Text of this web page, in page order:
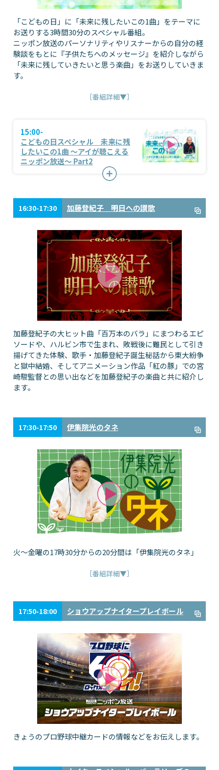
「こどもの日」に「未来に残したいこの1曲」をテーマに
お送りする3時間30分のスペシャル番組。
ニッポン放送のパーソナリティやリスナーからの自分の経
験談をもとに『子供たちへのメッセージ』を紹介しながら
「未来に残していきたいと思う楽曲」をお送りしていきま
す。
［番組詳細▼］
15:00-
こどもの日スペシャル 未来に残
したいこの1曲 ～アイが聴こえる
ニッポン放送～ Part2
16:30-17:30 加藤登紀子 明日への讃歌
加藤登紀子の大ヒット曲「百万本のバラ」にまつわるエピ
ソードや、ハルビン市で生まれ、敗戦後に難民として引き
揚げてきた体験、歌手・加藤登紀子誕生秘話から東大紛争
と獄中結婚、そしてアニメーション作品「紅の豚」での宮
崎駿監督との思い出などを加藤登紀子の楽曲と共に紹介し
ます。
17:30-17:50 伊集院光のタネ
火～金曜の17時30分からの20分間は「伊集院光のタネ」
［番組詳細▼］
17:50-18:00 ショウアップナイタープレイボール
きょうのプロ野球中継カードの情報などをお伝えします。